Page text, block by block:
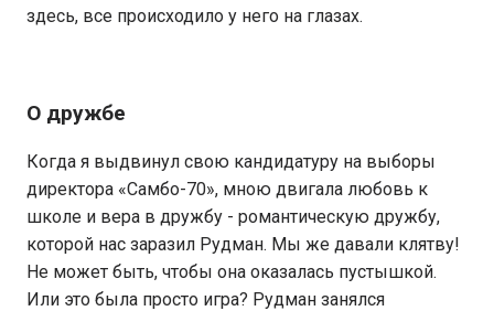
здесь, все происходило у него на глазах.
О дружбе
Когда я выдвинул свою кандидатуру на выборы
директора «Самбо-70», мною двигала любовь к
школе и вера в дружбу - романтическую дружбу,
которой нас заразил Рудман. Мы же давали клятву!
Не может быть, чтобы она оказалась пустышкой.
Или это была просто игра? Рудман занялся